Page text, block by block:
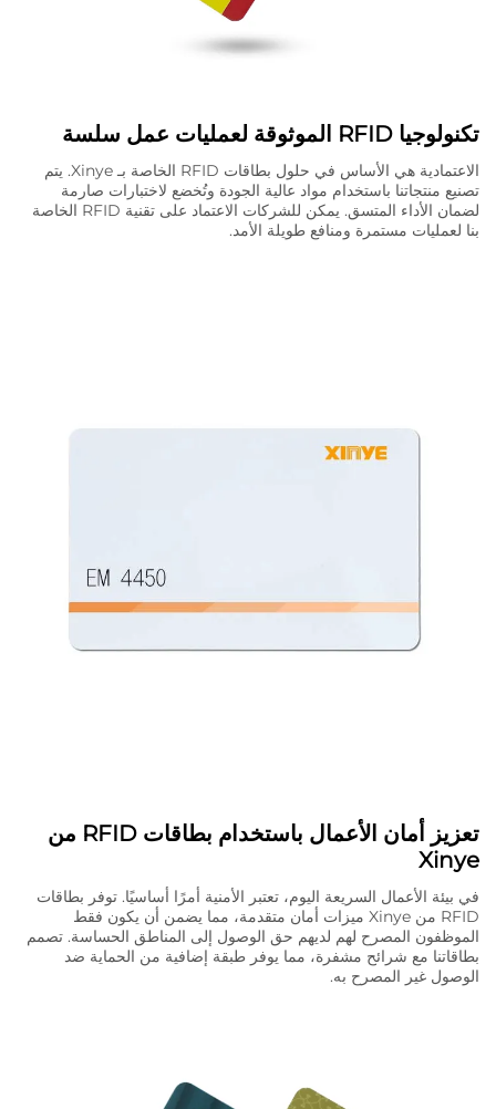
تكنولوجيا RFID الموثوقة لعمليات عمل سلسة
الاعتمادية هي الأساس في حلول بطاقات RFID الخاصة بـ Xinye. يتم
تصنيع منتجاتنا باستخدام مواد عالية الجودة وتُخضع لاختبارات صارمة
لضمان الأداء المتسق. يمكن للشركات الاعتماد على تقنية RFID الخاصة
بنا لعمليات مستمرة ومنافع طويلة الأمد.
تعزيز أمان الأعمال باستخدام بطاقات RFID من
Xinye
في بيئة الأعمال السريعة اليوم، تعتبر الأمنية أمرًا أساسيًا. توفر بطاقات
RFID من Xinye ميزات أمان متقدمة، مما يضمن أن يكون فقط
الموظفون المصرح لهم لديهم حق الوصول إلى المناطق الحساسة. تصمم
بطاقاتنا مع شرائح مشفرة، مما يوفر طبقة إضافية من الحماية ضد
الوصول غير المصرح به.